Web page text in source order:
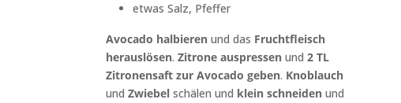
etwas Salz, Pfeffer
Avocado halbieren und das Fruchtfleisch
herauslösen.Zitrone auspressen und2 TL
Zitronensaft zur Avocado geben. Knoblauch
undZwiebel schälen und klein schneiden und